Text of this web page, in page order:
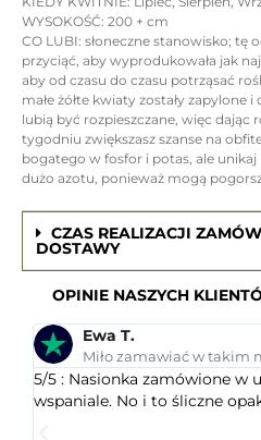
WYSOKOŚĆ: 200 + cm
CO LUBI: słoneczne stanowisko; tę
przyciąć, aby wyprodukowała jak
aby od czasu do czasu potrząsać
małe żółte kwiaty zostały zapylone
lubią być rozpieszczane, więc
tygodniu zwiększasz szanse na
bogatego w fosfor i potas, ale
dużo azotu, ponieważ mogą
CZAS REALIZACJI
DOSTAWY
OPINIE NASZYCH
Ewa T.
Miło zamawiać w takim
5/5 : Nasionka zamówione w
wspaniale. No i to śliczne